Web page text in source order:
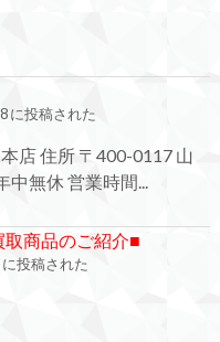
に投稿された
店 住所 〒400-0117 山
中無休 営業時間...
商品のご紹介■
に投稿された